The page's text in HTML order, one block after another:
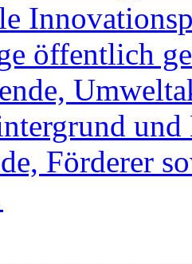
öffentlich
Förderer